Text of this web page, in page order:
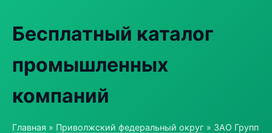
Бесплатный каталог
промышленных
компаний
Главная » Приволжский федеральный округ » ЗАО Групп